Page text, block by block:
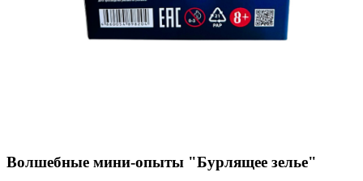
Волшебные мини-опыты "Бурлящее зелье"